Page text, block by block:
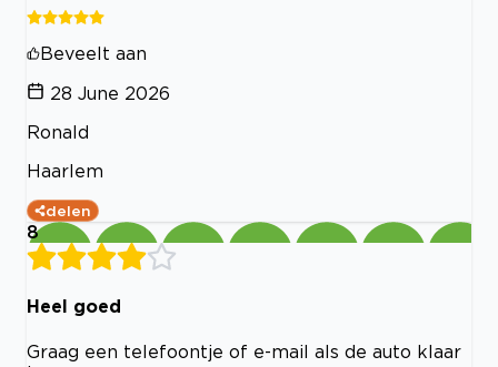
Beveelt aan
28 June 2026
Ronald
Haarlem
delen
8
Heel goed
Graag een telefoontje of e-mail als de auto klaar